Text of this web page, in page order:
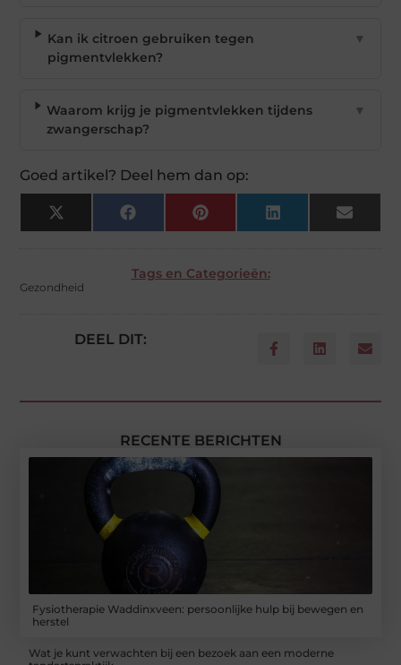
Kan ik citroen gebruiken tegen
pigmentvlekken?
▼
Waarom krijg je pigmentvlekken tijdens
zwangerschap?
▼
Goed artikel? Deel hem dan op:
X
(Twitter)
Facebook Pinterest LinkedIn Email
Tags en Categorieën:
Gezondheid
DEEL DIT:
RECENTE BERICHTEN
Fysiotherapie Waddinxveen: persoonlijke hulp bij bewegen en
herstel
Wat je kunt verwachten bij een bezoek aan een moderne